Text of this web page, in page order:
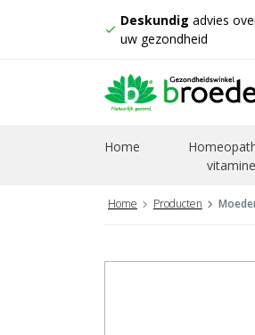
check
Deskundig advies
uw gezondheid
Home
Home Producten